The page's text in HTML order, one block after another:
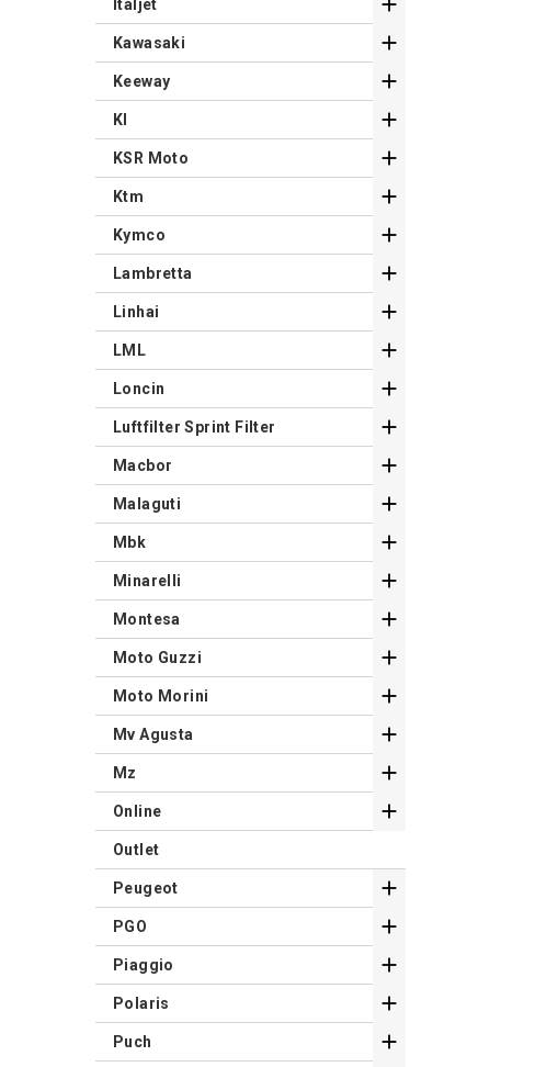
Italjet
Kawasaki 
Keeway 
Kl 
KSR Moto 
Ktm 
Kymco 
Lambretta 
Linhai 
LML 
Loncin 
Luftfilter Sprint Filter 
Macbor 
Malaguti 
Mbk 
Minarelli 
Montesa 
Moto Guzzi 
Moto Morini 
Mv Agusta 
Mz 
Online 
Outlet
Peugeot 
PGO 
Piaggio 
Polaris 
Puch 